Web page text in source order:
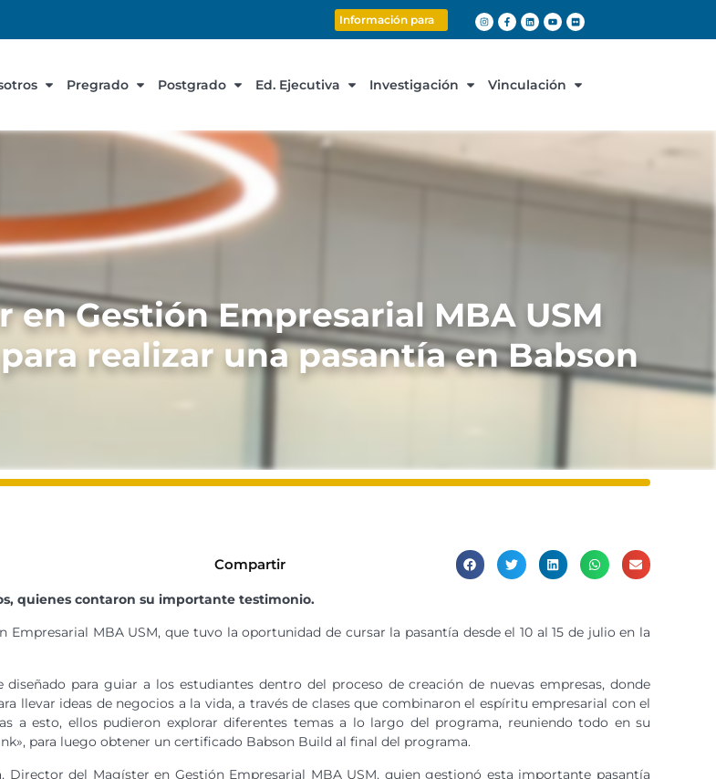
Información para
Pregrado Postgrado Ed. Ejecutiva Investigación Vinculación
Gestión Empresarial MBA USM
realizar una pasantía en Babson
Compartir
quienes contaron su importante testimonio.
MBA USM, que tuvo la oportunidad de cursar la pasantía desde el 10 al 15 de julio en la
para guiar a los estudiantes dentro del proceso de creación de nuevas empresas, donde
llevar ideas de negocios a la vida, a través de clases que combinaron el espíritu empresarial con el
a esto, ellos pudieron explorar diferentes temas a lo largo del programa, reuniendo todo en su
para luego obtener un certificado Babson Build al final del programa.
Director del Magíster en Gestión Empresarial MBA USM, quien gestionó esta importante pasantía